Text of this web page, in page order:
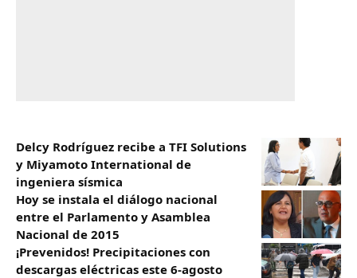
Delcy Rodríguez recibe a TFI Solutions
y Miyamoto International de
ingeniera sísmica
Hoy se instala el diálogo nacional
entre el Parlamento y Asamblea
Nacional de 2015
¡Prevenidos! Precipitaciones con
descargas eléctricas este 6-agosto